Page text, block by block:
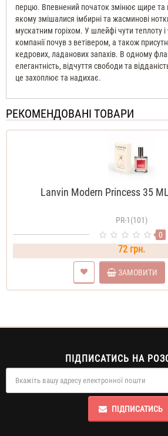
перцю. Впевнений початок змінює щире та
якому змішалися імбирні та жасминові
мускатним горіхом. У шлейфі чути теплоту і
компанії почув з ветівером, а також
кедрових, ладанових запахів. В одному
елегантність, відчуття свободи та
це захоплює та надихає.
РЕКОМЕНДОВАНІ ТОВАРИ
Lanvin Modern Princess 35
PR-1(101)
0
72 грн.
ЗАМОВИТИ
ПІДПИСАТИСЬ НА
ПІДПИСАТИСЬ